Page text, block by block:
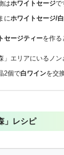
はホワイトセージで
にホワイトセージ/白
セージティーを作る
」エリアにいるノ
2個で白ワインを交
」レシピ